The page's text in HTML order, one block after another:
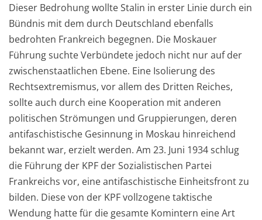
Dieser Bedrohung wollte Stalin in erster Linie durch ein
Bündnis mit dem durch Deutschland ebenfalls
bedrohten Frankreich begegnen. Die Moskauer
Führung suchte Verbündete jedoch nicht nur auf der
zwischenstaatlichen Ebene. Eine Isolierung des
Rechtsextremismus, vor allem des Dritten Reiches,
sollte auch durch eine Kooperation mit anderen
politischen Strömungen und Gruppierungen, deren
antifaschistische Gesinnung in Moskau hinreichend
bekannt war, erzielt werden. Am 23. Juni 1934 schlug
die Führung der KPF der Sozialistischen Partei
Frankreichs vor, eine antifaschistische Einheitsfront zu
bilden. Diese von der KPF vollzogene taktische
Wendung hatte für die gesamte Komintern eine Art